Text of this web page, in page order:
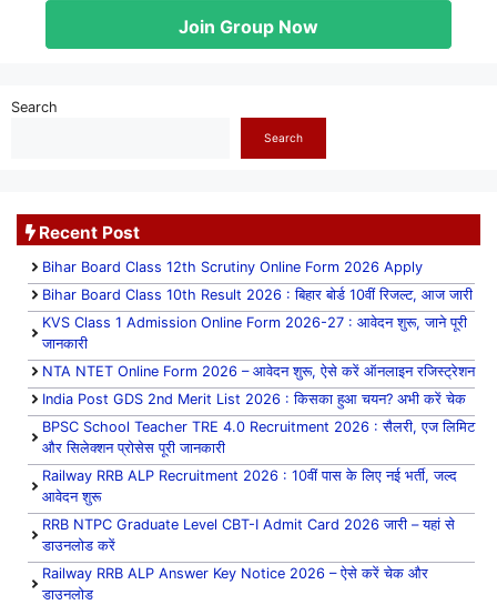
Join Group Now
Search
Search
Recent Post
Bihar Board Class 12th Scrutiny Online Form 2026 Apply
Bihar Board Class 10th Result 2026 : बिहार बोर्ड 10वीं रिजल्ट, आज जारी
KVS Class 1 Admission Online Form 2026-27 : आवेदन शुरू, जाने पूरी
जानकारी
NTA NTET Online Form 2026 – आवेदन शुरू, ऐसे करें ऑनलाइन रजिस्ट्रेशन
India Post GDS 2nd Merit List 2026 : किसका हुआ चयन? अभी करें चेक
BPSC School Teacher TRE 4.0 Recruitment 2026 : सैलरी, एज लिमिट
और सिलेक्शन प्रोसेस पूरी जानकारी
Railway RRB ALP Recruitment 2026 : 10वीं पास के लिए नई भर्ती, जल्द
आवेदन शुरू
RRB NTPC Graduate Level CBT-I Admit Card 2026 जारी – यहां से
डाउनलोड करें
Railway RRB ALP Answer Key Notice 2026 – ऐसे करें चेक और
डाउनलोड